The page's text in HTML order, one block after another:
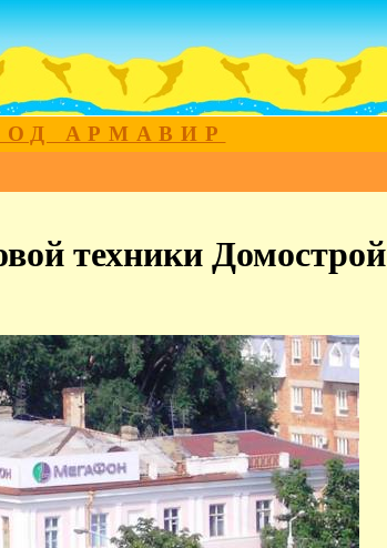
АРМАВИР
техники Домострой